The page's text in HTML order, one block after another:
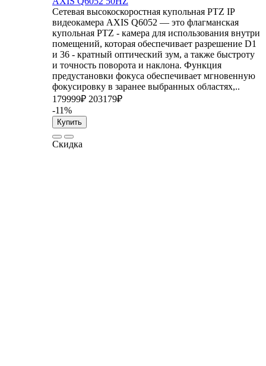
Сетевая высокоскоростная купольная PTZ IP
видеокамера AXIS Q6052 — это флагманская
купольная PTZ - камера для использования внутри
помещений, которая обеспечивает разрешение D1
и 36 - кратный оптический зум, а также быстроту
и точность поворота и наклона. Функция
предустановки фокуса обеспечивает мгновенную
фокусировку в заранее выбранных областях,..
179999₽ 203179₽
-11%
Купить
Скидка